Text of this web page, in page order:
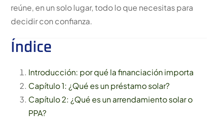
reúne, en un solo lugar, todo lo que necesitas para
decidir con confianza.
Índice
Introducción: por qué la financiación importa
Capítulo 1: ¿Qué es un préstamo solar?
Capítulo 2: ¿Qué es un arrendamiento solar o
PPA?